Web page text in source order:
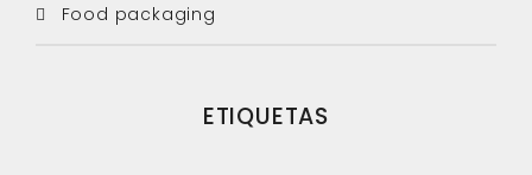
Food packaging
ETIQUETAS